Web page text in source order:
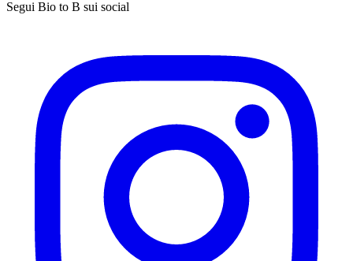
Segui Bio to B sui social